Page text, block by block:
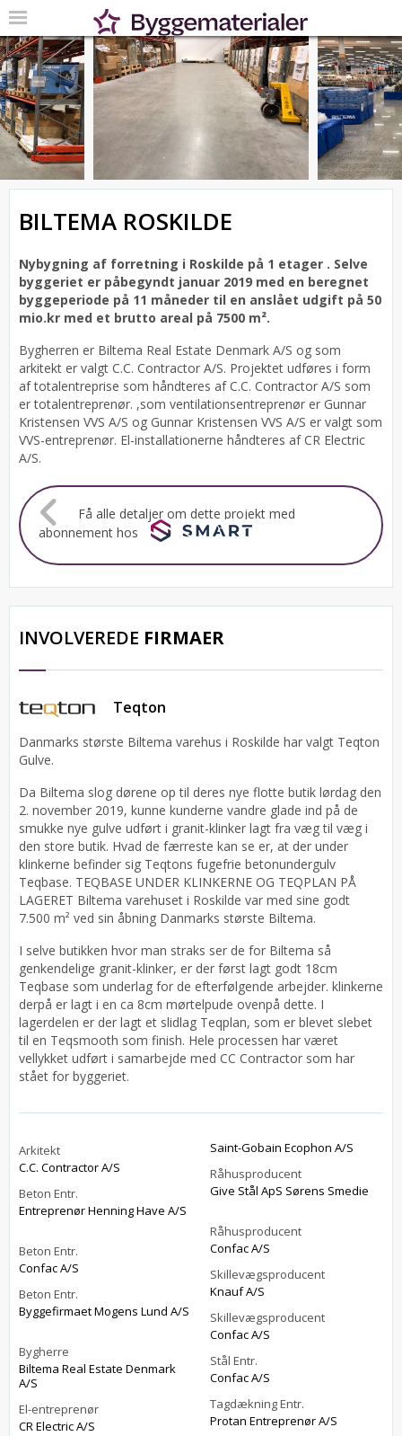
BILTEMA ROSKILDE
Nybygning af forretning i Roskilde på 1 etager . Selve
byggeriet er påbegyndt januar 2019 med en beregnet
byggeperiode på 11 måneder til en anslået udgift på 50
mio.kr med et brutto areal på 7500 m².
Bygherren er Biltema Real Estate Denmark A/S og som
arkitekt er valgt C.C. Contractor A/S. Projektet udføres i form
af totalentreprise som håndteres af C.C. Contractor A/S som
er totalentreprenør. ,som ventilationsentreprenør er Gunnar
Kristensen VVS A/S og Gunnar Kristensen VVS A/S er valgt som
VVS-entreprenør. El-installationerne håndteres af CR Electric
A/S.
Få alle detaljer om dette projekt med
abonnement hos
INVOLVEREDE FIRMAER
Teqton
Danmarks største Biltema varehus i Roskilde har valgt Teqton
Gulve.
Da Biltema slog dørene op til deres nye flotte butik lørdag den
2. november 2019, kunne kunderne vandre glade ind på de
smukke nye gulve udført i granit-klinker lagt fra væg til væg i
den store butik. Hvad de færreste kan se er, at der under
klinkerne befinder sig Teqtons fugefrie betonundergulv
Teqbase. TEQBASE UNDER KLINKERNE OG TEQPLAN PÅ
LAGERET Biltema varehuset i Roskilde var med sine godt
7.500 m² ved sin åbning Danmarks største Biltema.
I selve butikken hvor man straks ser de for Biltema så
genkendelige granit-klinker, er der først lagt godt 18cm
Teqbase som underlag for de efterfølgende arbejder. klinkerne
derpå er lagt i en ca 8cm mørtelpude ovenpå dette. I
lagerdelen er der lagt et slidlag Teqplan, som er blevet slebet
til en Teqsmooth som finish. Hele processen har været
vellykket udført i samarbejde med CC Contractor som har
stået for byggeriet.
Arkitekt
C.C. Contractor A/S
Beton Entr.
Entreprenør Henning Have A/S
Beton Entr.
Confac A/S
Beton Entr.
Byggefirmaet Mogens Lund A/S
Bygherre
Biltema Real Estate Denmark
A/S
El-entreprenør
CR Electric A/S
Saint-Gobain Ecophon A/S
Råhusproducent
Give Stål ApS Sørens Smedie
Råhusproducent
Confac A/S
Skillevægsproducent
Knauf A/S
Skillevægsproducent
Confac A/S
Stål Entr.
Confac A/S
Tagdækning Entr.
Protan Entreprenør A/S